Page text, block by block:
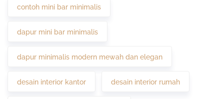
contoh mini bar minimalis
dapur mini bar minimalis
dapur minimalis modern mewah dan elegan
desain interior kantor desain interior rumah